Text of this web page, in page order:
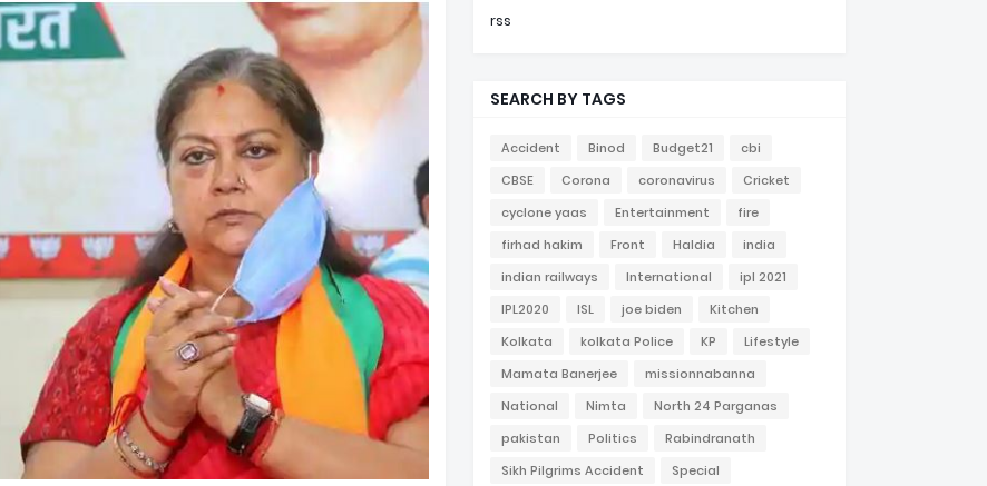
rss
SEARCH BY TAGS
Accident Binod Budget21
cbi
CBSE
Corona coronavirus
Cricket
cyclone yaas
Entertainment
fire
firhad hakim
Front Haldia
india
indian railways
International
ipl 2021
IPL2020
ISL joe biden
Kitchen
Kolkata
kolkata Police KP
Lifestyle
Mamata Banerjee
missionnabanna
National
Nimta
North 24 Parganas
pakistan
Politics
Rabindranath
Sikh Pilgrims Accident
Special